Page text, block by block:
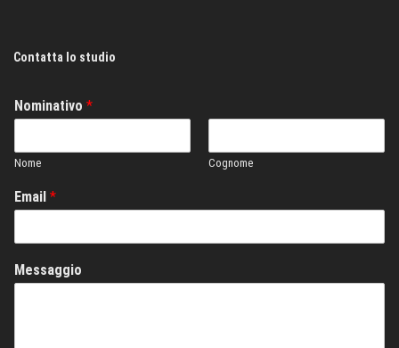
Contatta lo studio
Nominativo *
Nome Cognome
Email *
Messaggio